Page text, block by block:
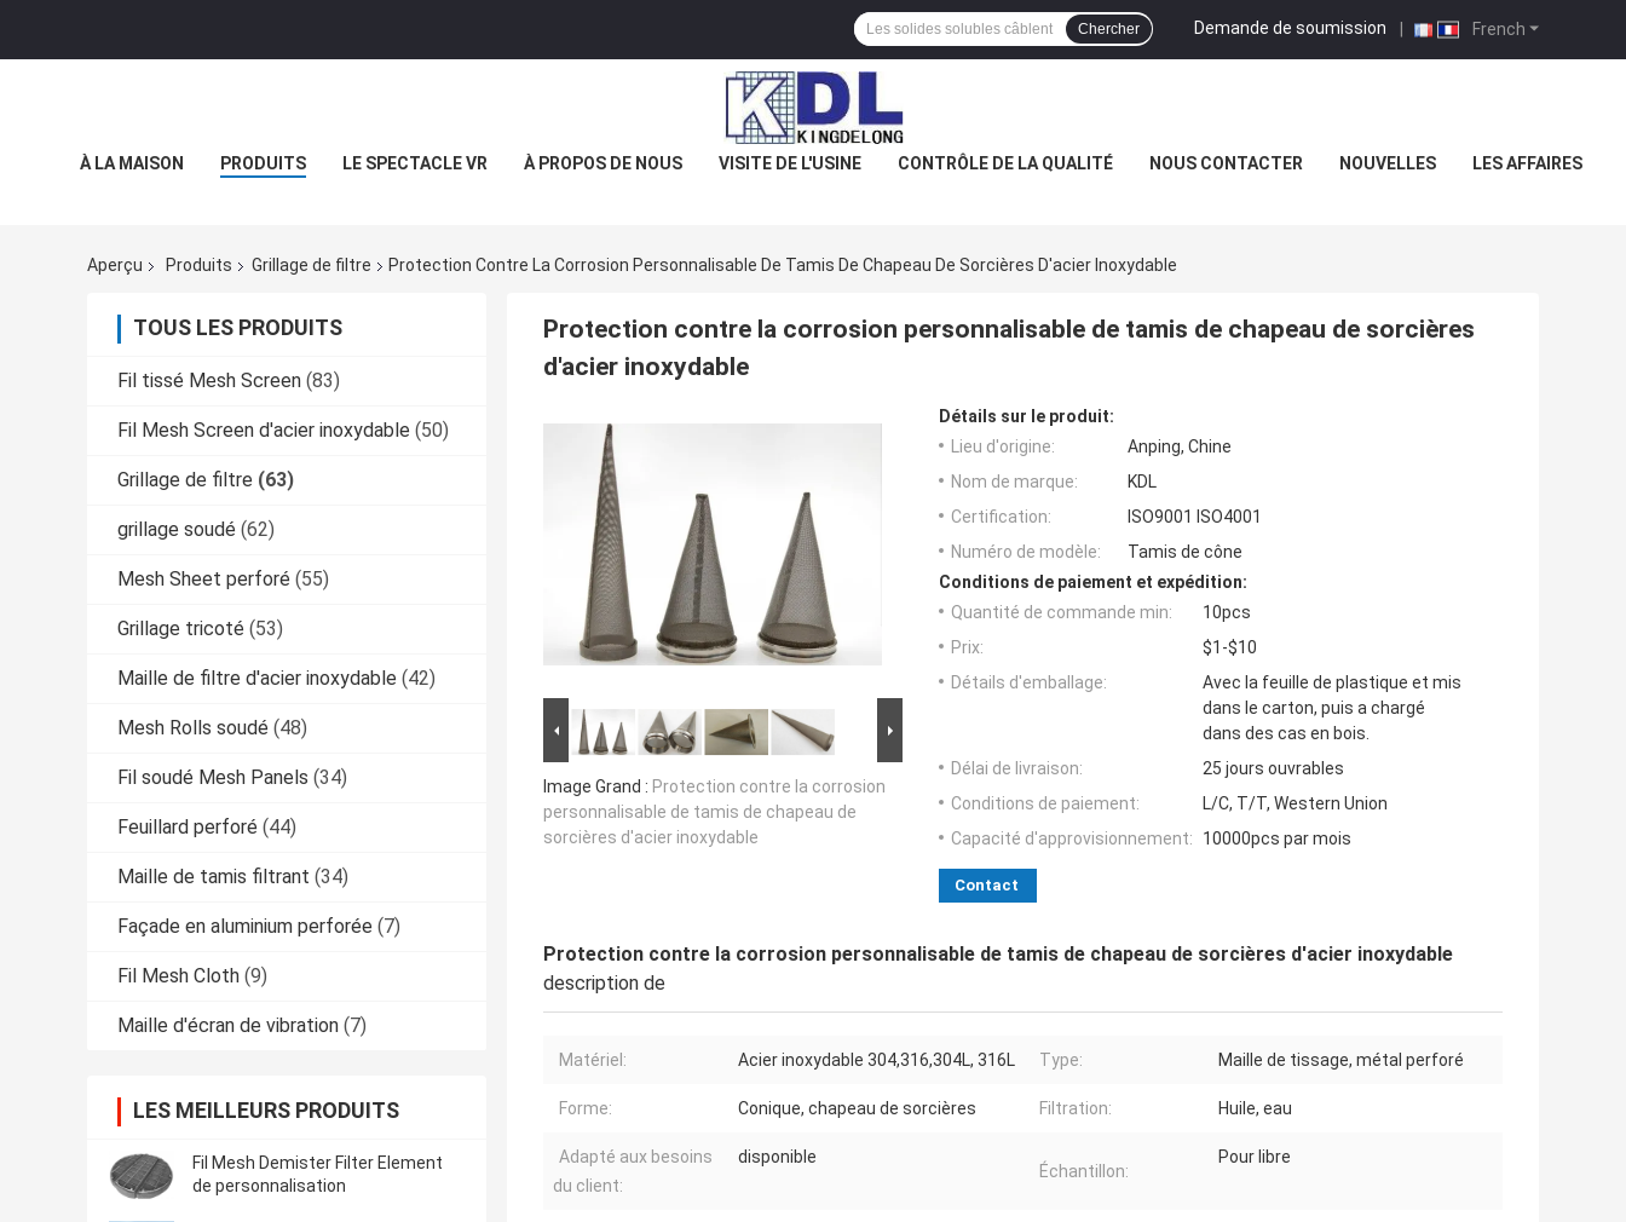
French
Demande de soumission |
Chercher
À LA MAISON PRODUITS LE SPECTACLE VR À PROPOS DE NOUS VISITE DE L'USINE CONTRÔLE DE LA QUALITÉ NOUS CONTACTER NOUVELLES LES AFFAIRES
Aperçu Produits Grillage de filtre Protection Contre La Corrosion Personnalisable De Tamis De Chapeau De Sorcières D'acier Inoxydable
TOUS LES PRODUITS
Fil tissé Mesh Screen (83)
Fil Mesh Screen d'acier inoxydable (50)
Grillage de filtre (63)
grillage soudé (62)
Mesh Sheet perforé (55)
Grillage tricoté (53)
Maille de filtre d'acier inoxydable (42)
Mesh Rolls soudé (48)
Fil soudé Mesh Panels (34)
Feuillard perforé (44)
Maille de tamis filtrant (34)
Façade en aluminium perforée (7)
Fil Mesh Cloth (9)
Maille d'écran de vibration (7)
LES MEILLEURS PRODUITS
Fil Mesh Demister Filter Element
de personnalisation
Protection contre la corrosion personnalisable de tamis de chapeau de sorcières
d'acier inoxydable
Image Grand : Protection contre la corrosion
personnalisable de tamis de chapeau de
sorcières d'acier inoxydable
Détails sur le produit:
Lieu d'origine:
Anping, Chine
Nom de marque:
KDL
Certification:
ISO9001 ISO4001
Numéro de modèle:
Tamis de cône
Conditions de paiement et expédition:
Quantité de commande min:
10pcs
Prix:
$1-$10
Détails d'emballage:
Avec la feuille de plastique et mis
dans le carton, puis a chargé
dans des cas en bois.
Délai de livraison:
25 jours ouvrables
Conditions de paiement:
L/C, T/T, Western Union
Capacité d'approvisionnement:
10000pcs par mois
Contact
Protection contre la corrosion personnalisable de tamis de chapeau de sorcières d'acier inoxydable
description de
Matériel: Acier inoxydable 304,316,304L, 316L Type: Maille de tissage, métal perforé
Forme: Conique, chapeau de sorcières Filtration: Huile, eau
Adapté aux besoins
du client:
disponible
Échantillon:
Pour libre